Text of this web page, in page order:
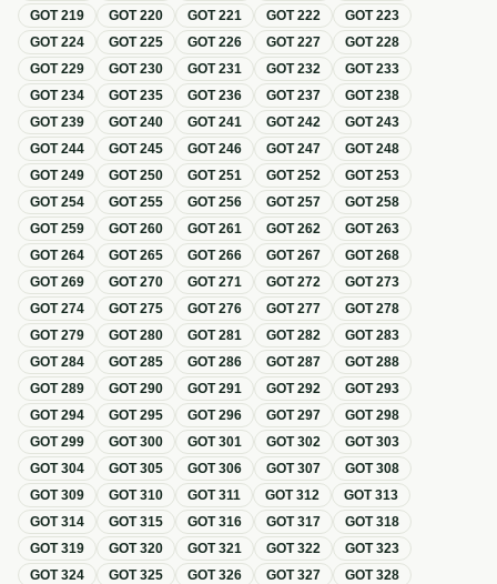
GOT219 GOT220 GOT221 GOT222 GOT223
GOT224 GOT225 GOT226 GOT227 GOT228
GOT229 GOT230 GOT231 GOT232 GOT233
GOT234 GOT235 GOT236 GOT237 GOT238
GOT239 GOT240 GOT241 GOT242 GOT243
GOT244 GOT245 GOT246 GOT247 GOT248
GOT249 GOT250 GOT251 GOT252 GOT253
GOT254 GOT255 GOT256 GOT257 GOT258
GOT259 GOT260 GOT261 GOT262 GOT263
GOT264 GOT265 GOT266 GOT267 GOT268
GOT269 GOT270 GOT271 GOT272 GOT273
GOT274 GOT275 GOT276 GOT277 GOT278
GOT279 GOT280 GOT281 GOT282 GOT283
GOT284 GOT285 GOT286 GOT287 GOT288
GOT289 GOT290 GOT291 GOT292 GOT293
GOT294 GOT295 GOT296 GOT297 GOT298
GOT299 GOT300 GOT301 GOT302 GOT303
GOT304 GOT305 GOT306 GOT307 GOT308
GOT309 GOT310 GOT311 GOT312 GOT313
GOT314 GOT315 GOT316 GOT317 GOT318
GOT319 GOT320 GOT321 GOT322 GOT323
GOT324 GOT325 GOT326 GOT327 GOT328